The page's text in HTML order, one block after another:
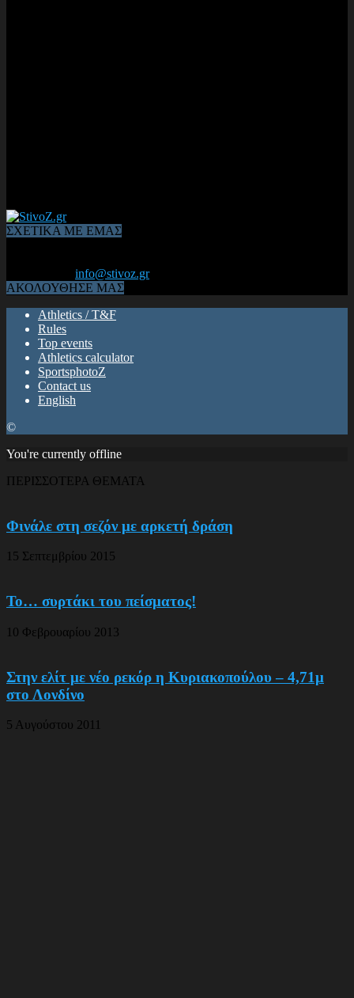
ΣΧΕΤΙΚΑ ΜΕ ΕΜΑΣ
info@stivoz.gr
ΑΚΟΛΟΥΘΗΣΕ ΜΑΣ
Athletics / T&F
Rules
Top events
Athletics calculator
SportsphotoZ
Contact us
English
©
You're currently offline
ΠΕΡΙΣΣΟΤΕΡΑ ΘΕΜΑΤΑ
Φινάλε στη σεζόν με αρκετή δράση
15 Σεπτεμβρίου 2015
Το… συρτάκι του πείσματος!
10 Φεβρουαρίου 2013
Στην ελίτ με νέο ρεκόρ η Κυριακοπούλου – 4,71μ
στο Λονδίνο
5 Αυγούστου 2011